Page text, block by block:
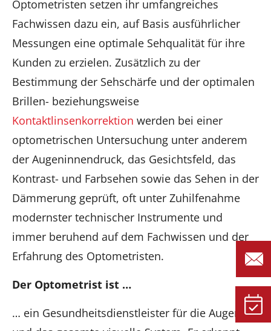
Optometristen setzen ihr umfangreiches
Fachwissen dazu ein, auf Basis ausführlicher
Messungen eine optimale Sehqualität für ihre
Kunden zu erzielen. Zusätzlich zu der
Bestimmung der Sehschärfe und der optimalen
Brillen- beziehungsweise
Kontaktlinsenkorrektion werden bei einer
optometrischen Untersuchung unter anderem
der Augeninnendruck, das Gesichtsfeld, das
Kontrast- und Farbsehen sowie das Sehen in der
Dämmerung geprüft, oft unter Zuhilfenahme
modernster technischer Instrumente und
immer beruhend auf dem Fachwissen und der
Erfahrung des Optometristen.
Der Optometrist ist …
… ein Gesundheitsdienstleister für die Augen